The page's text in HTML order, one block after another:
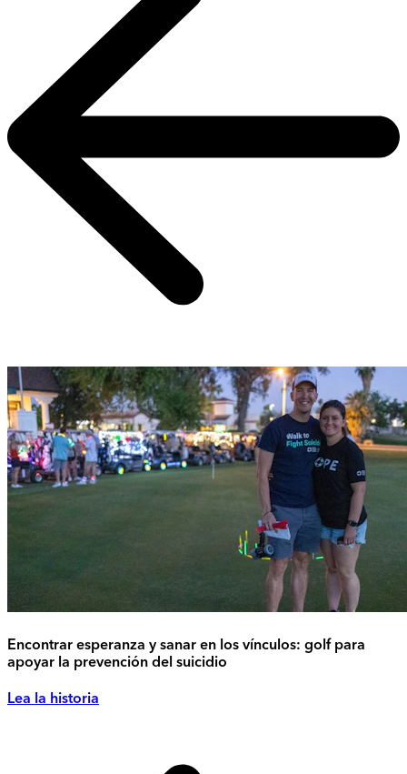
Encontrar esperanza y sanar en los vínculos: golf para
apoyar la prevención del suicidio
Lea la historia